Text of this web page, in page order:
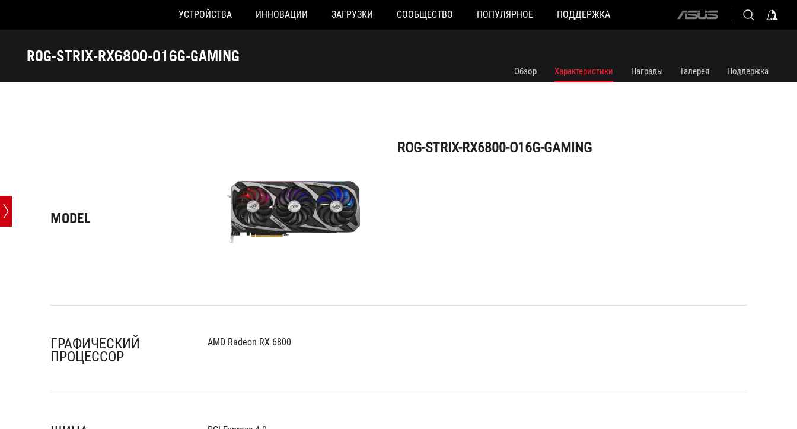
Accessibility links
УСТРОЙСТВА ИННОВАЦИИ ЗАГРУЗКИ СООБЩЕСТВО ПОПУЛЯРНОЕ ПОДДЕРЖКА
ASUS
ROG-STRIX-RX6800-O16G-GAMING
Характеристики
Обзор Характеристики Награды Галерея Поддержка
MODEL
ROG-STRIX-RX6800-O16G-GAMING
ГРАФИЧЕСКИЙ
ПРОЦЕССОР
AMD Radeon RX 6800
ROG-STRIX-RX6800-O16G-GAMING